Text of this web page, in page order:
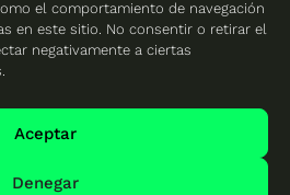
el comportamiento de navegación
en este sitio. No consentir o retirar el
negativamente a ciertas
Aceptar
Denegar